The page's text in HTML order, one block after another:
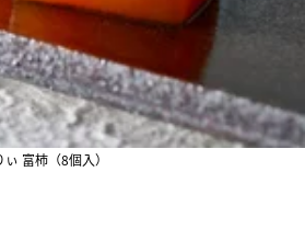
富柿（8個入）